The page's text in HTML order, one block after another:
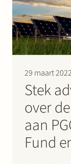
29 maart 2022
Stek
over
aan
Fund